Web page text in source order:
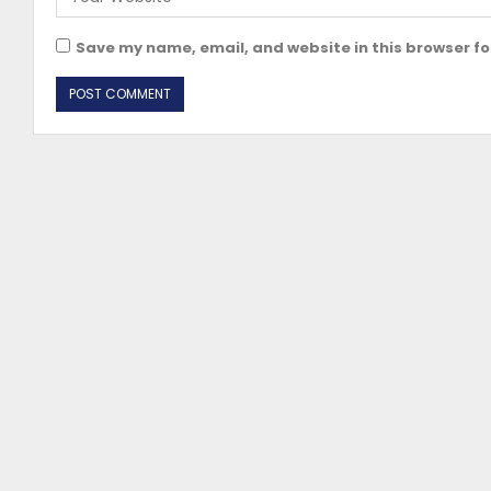
Save my name, email, and website in this browser